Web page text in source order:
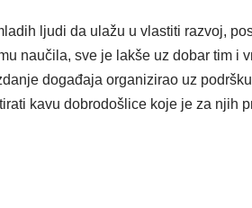
ljudi da ulažu u vlastiti razvoj,
naučila, sve je lakše uz dobar tim i
događaja organizirao uz
kavu dobrodošlice koje je za njih